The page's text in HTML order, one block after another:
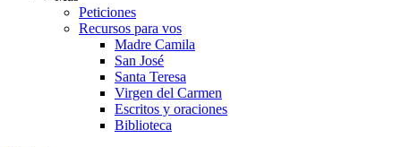
Peticiones
Recursos para vos
Madre Camila
San José
Santa Teresa
Virgen del Carmen
Escritos y oraciones
Biblioteca